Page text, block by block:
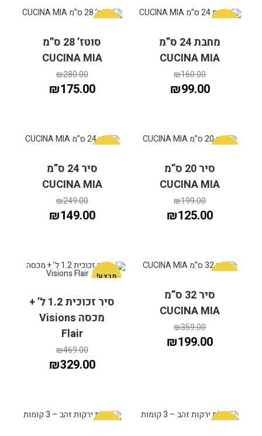
הוספה לסל הוספה לסל
הוספה לסל הוספה לסל
הוספה לסל
מחבת 24 ס”מ
CUCINA MIA
₪160.00
₪99.00
הוספה לסל
סוטז’ 28 ס”מ
CUCINA MIA
₪280.00
₪175.00
סיר 20 ס”מ
CUCINA MIA
₪199.00
₪125.00
סיר 24 ס”מ
CUCINA MIA
₪249.00
₪149.00
סיר 32 ס”מ
CUCINA MIA
₪359.00
₪199.00
מבצע!
סיר זכוכית 1.2 ל’ +
מכסה Visions
Flair
₪469.00
₪329.00